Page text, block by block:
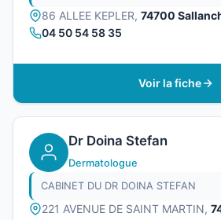
86 ALLEE KEPLER, 74700
04 50 54 58 35
Voir la fiche
Dr Doina Stefan
Dermatologue
CABINET DU DR DOINA STEFAN
221 AVENUE DE SAINT MARTIN,